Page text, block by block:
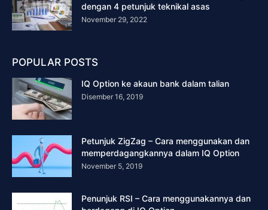
dengan 4 petunjuk teknikal asas
November 29, 2022
POPULAR POSTS
IQ Option ke akaun bank dalam talian
Disember 16, 2019
Petunjuk ZigZag – Cara menggunakan dan
memperdagangkannya dalam IQ Option
November 5, 2019
Penunjuk RSI – Cara menggunakannya dan